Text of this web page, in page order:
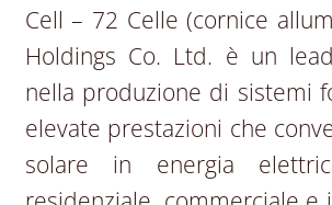
Cell – 72 Celle (cornice
Holdings Co. Ltd. è un
nella produzione di sistemi
elevate prestazioni che
solare in energia